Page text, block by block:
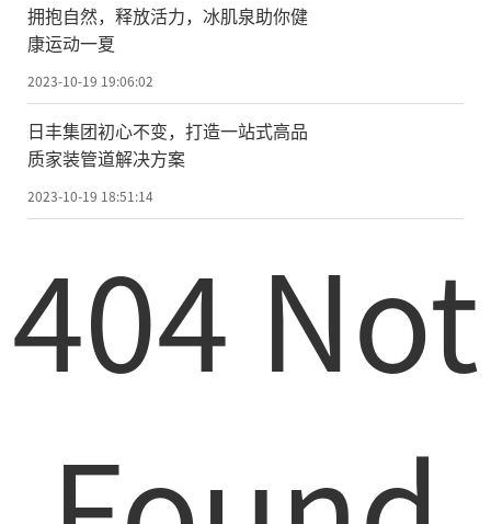
拥抱自然，释放活力，冰肌泉助你健
康运动一夏
2023-10-19 19:06:02
日丰集团初心不变，打造一站式高品
质家装管道解决方案
2023-10-19 18:51:14
404 Not